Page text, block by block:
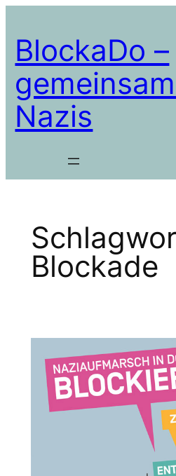
springen
BlockaDo –
Nazis
Blockade